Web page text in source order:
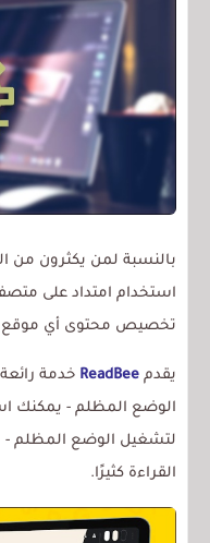
بالنسبة لمن يكثرون من
استخدام امتداد على
تخصيص محتوى أي موقع
يقدم ReadBee خدمة
الوضع المظلم - يمكنك
لتشغيل الوضع المظلم
القراءة كثيرًا.